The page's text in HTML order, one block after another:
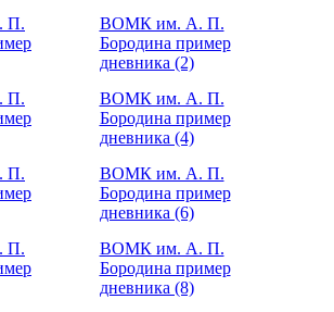
П.
ВОМК им. А. П.
Бородина пример
дневника (2)
П.
ВОМК им. А. П.
Бородина пример
дневника (4)
П.
ВОМК им. А. П.
Бородина пример
дневника (6)
П.
ВОМК им. А. П.
Бородина пример
дневника (8)